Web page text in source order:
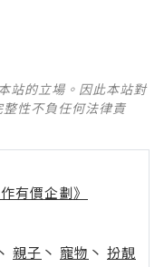
站的立場。因此本站對
性不負任何法律責
有價企劃》
親子 丶 寵物 丶 扮靚